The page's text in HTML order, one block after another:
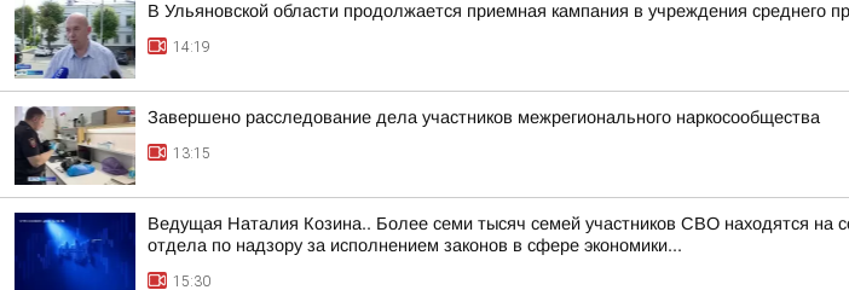
В Ульяновской области продолжается приемная кампания в учреждения среднего
14:19
Завершено расследование дела участников межрегионального наркосообщества
13:15
Ведущая Наталия Козина.. Более семи тысяч семей участников СВО находятся
отдела по надзору за исполнением законов в сфере экономики...
15:30